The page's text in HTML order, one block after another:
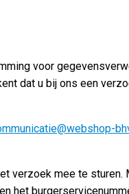
voor
dat u bij ons een
verzoek mee te
het